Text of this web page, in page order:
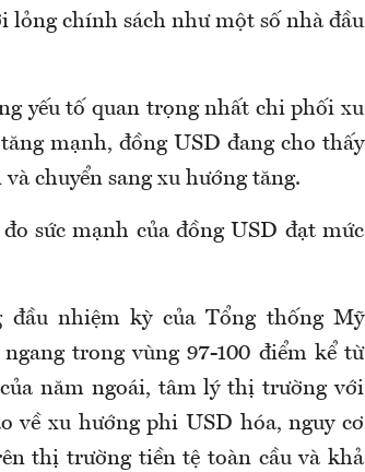
lỏng chính sách như một số nhà đầu
yếu tố quan trọng nhất chi phối xu
mạnh, đồng USD đang cho thấy
chuyển sang xu hướng tăng.
sức mạnh của đồng USD đạt mức
nhiệm kỳ của Tổng thống Mỹ
trong vùng 97-100 điểm kể từ
năm ngoái, tâm lý thị trường với
về xu hướng phi USD hóa, nguy cơ
thị trường tiền tệ toàn cầu và khả